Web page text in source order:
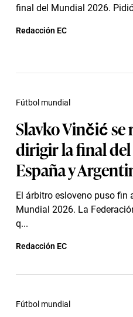
final del Mundial 2026.
Redacción EC
Slavko Vinčić
dirigir la final
España y
El árbitro esloveno puso fin
Mundial 2026. La
q...
Fútbol mundial
Redacción EC
Fútbol mundial